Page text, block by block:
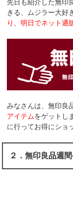
先日も紹介した無印
きる、ムジラー大好
り、明日でネット通
みなさんは、無印良
アイテムをゲットし
に行ってお得にショ
２．無印良品週